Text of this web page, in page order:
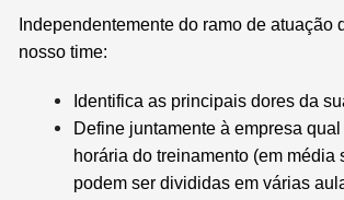
Independentemente do ramo de atuação
nosso time:
Identifica as principais dores da
Define juntamente à empresa
horária do treinamento (em média
podem ser divididas em várias